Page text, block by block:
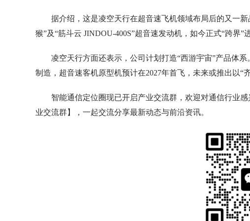
据介绍，这是凌空天行在超音速飞机领域布局后的又一
猴”及“筋斗云 JINDOU-400S”超音速发动机，如今正式“跨界”
凌空天行方面还表示，公司计划打造“西游宇宙”产品体
制造，超音速客机原型机预计在2027年首飞，未来或推出以“
智能通信定位圈现已开启产业交流群，欢迎对通信行业
业交流群】，一起交流分享最新动态与前沿资讯。